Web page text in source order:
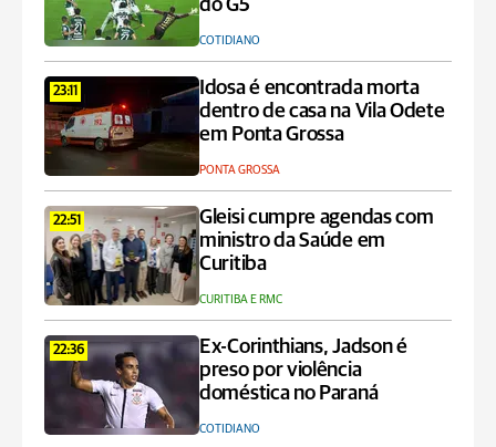
do G5
COTIDIANO
23:11
Idosa é encontrada morta
dentro de casa na Vila Odete
em Ponta Grossa
PONTA GROSSA
22:51
Gleisi cumpre agendas com
ministro da Saúde em
Curitiba
CURITIBA E RMC
22:36
Ex-Corinthians, Jadson é
preso por violência
doméstica no Paraná
COTIDIANO